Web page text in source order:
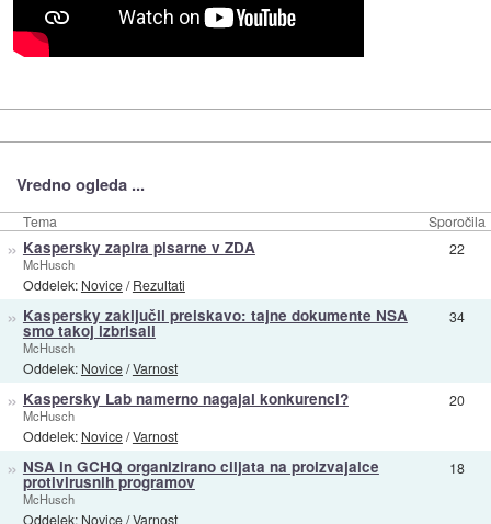
Vredno ogleda ...
Tema Sporočila
» Kaspersky zapira pisarne v ZDA
McHusch
Oddelek: Novice/Rezultati
22
» Kaspersky zaključil preiskavo: tajne dokumente NSA
smo takoj izbrisali
McHusch
Oddelek: Novice/Varnost
34
» Kaspersky Lab namerno nagajal konkurenci?
McHusch
Oddelek: Novice/Varnost
20
» NSA in GCHQ organizirano ciljata na proizvajalce
protivirusnih programov
McHusch
Oddelek: Novice/Varnost
18